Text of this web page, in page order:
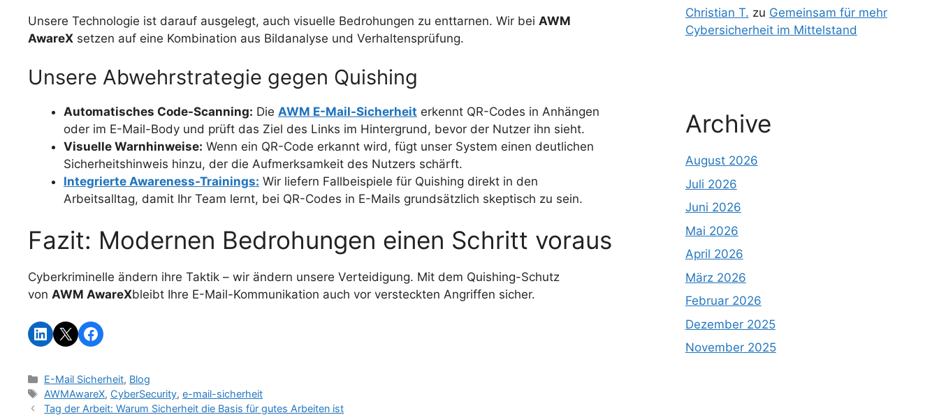
Unsere Technologie ist darauf ausgelegt, auch visuelle Bedrohungen zu enttarnen. Wir bei AWM
AwareX setzen auf eine Kombination aus Bildanalyse und Verhaltensprüfung.
Unsere Abwehrstrategie gegen Quishing
Automatisches Code-Scanning: Die AWM E-Mail-Sicherheit erkennt QR-Codes in Anhängen
oder im E-Mail-Body und prüft das Ziel des Links im Hintergrund, bevor der Nutzer ihn sieht.
Visuelle Warnhinweise: Wenn ein QR-Code erkannt wird, fügt unser System einen deutlichen
Sicherheitshinweis hinzu, der die Aufmerksamkeit des Nutzers schärft.
Integrierte Awareness-Trainings: Wir liefern Fallbeispiele für Quishing direkt in den
Arbeitsalltag, damit Ihr Team lernt, bei QR-Codes in E-Mails grundsätzlich skeptisch zu sein.
Fazit: Modernen Bedrohungen einen Schritt voraus
Cyberkriminelle ändern ihre Taktik – wir ändern unsere Verteidigung. Mit dem Quishing-Schutz
von AWM AwareXbleibt Ihre E-Mail-Kommunikation auch vor versteckten Angriffen sicher.
E-Mail Sicherheit, Blog
AWMAwareX, CyberSecurity,e-mail-sicherheit
Tag der Arbeit: Warum Sicherheit die Basis für gutes Arbeiten ist
Christian T. zu Gemeinsam für mehr
Cybersicherheit im Mittelstand
Archive
August 2026
Juli 2026
Juni 2026
Mai 2026
April 2026
März 2026
Februar 2026
Dezember 2025
November 2025